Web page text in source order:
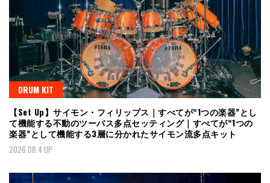
DRUM KIT
【Set Up】サイモン・フィリップス｜すべてが“1つの楽器”とし
て機能する不動のツーバス多点セッティング｜すべてが“1つの
楽器”として機能する3層に分かれたサイモン流多点キット
2026.08.4 UP